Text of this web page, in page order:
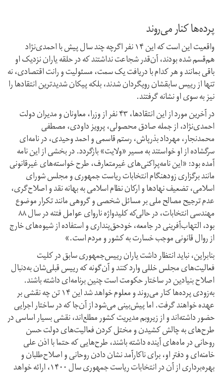
پرده‌ها کنار می‌روند
واقعیت این است که این ۱۴ نفر اگرچه چند سال پیش با احمدی‌نژاد
هم‌قسم شده بودند، آن‌قدر شجاعت نداشتند که در حلقه یاران نزدیک او
باقی بمانند و هر کدام با دریافت یک سمت، مسئولیت و رانت اقتصادی، نه
تنها از رییس سابقشان رویگردان شدند، بلکه پیکان شدیدترین انتقادها را
نیز به سوی او نشانه گرفتند.
در آخرین مورد از این انتقادها، ۴۳ نفر از وزرا، معاونان و مدیران دولت
احمدی‌نژاد، از جمله صادق محصولی، پرویز داودی، مصطفی
محمد‌نجار، مهرداد بذرپاش، رستم قاسمی و احمد وحیدی، در نامه‌ای
سرگشاده از او خواستند به مسیر «ولایت» بازگردد. در بخشی از این نامه
آمده بود: «این نامه‌پراکنی‌های غیرمتعارف، طرح خواسته‌های غیرقانونی
مانند برگزاری زودهنگام انتخابات ریاست جمهوری و مجلس شورای
اسلامی، تضعیف نهادها و ارکان نظام اسلامی به بهانه نقد و اصلاح‌گری،
عدم ترجیح مصالح ملی بر مسائل شخصی و گروهی مانند تکرار موضوع
مهندسی انتخابات، در حالی‌که کلیدواژه ناروای عوامل فتنه در سال ۸۸
بود، التهاب‌آفرینی در جامعه، خودحق‌پنداری و استفاده از شیوه‌های خارج
از روال قانونی موجب خسارت به کشور و مردم است.»
بنابراین، نباید انتظار داشت یاران رییس‌جمهوری سابق در کلیت
فعالیت‌های مجلس خللی وارد کنند و آن‌گونه که رییس قبلی‌شان به‌دنبال
اصلاح بنیادین در ساختار حکومت است چنین برنامه‌ای داشته باشند.
به‌زودی پرده‌ها کنار می‌روند و معلوم خواهد شد این ۱۴ تن چه نقشی بر
عهده خواهند گرفت. اما پیش‌بینی می‌شود از آن‌جا که در ساختار اجرایی
حضور داشته‌اند و از زیر‌و‌بم مدیریت کشور مطلع‌اند، نقشی بسیار اساسی در
طرح‌های به چالش کشیدن و مختل کردن فعالیت‌های دولت حسن
روحانی در ماه‌های آینده داشته باشند، طرح‌هایی که حتما با اذن علی
خامنه‌ای و دفتر او، برای ناکارآمد نشان دادن روحانی و اصلاح‌طلبان و
بهره‌برداری از آن در انتخابات ریاست جمهوری سال ۱۴۰۰، ارائه خواهد